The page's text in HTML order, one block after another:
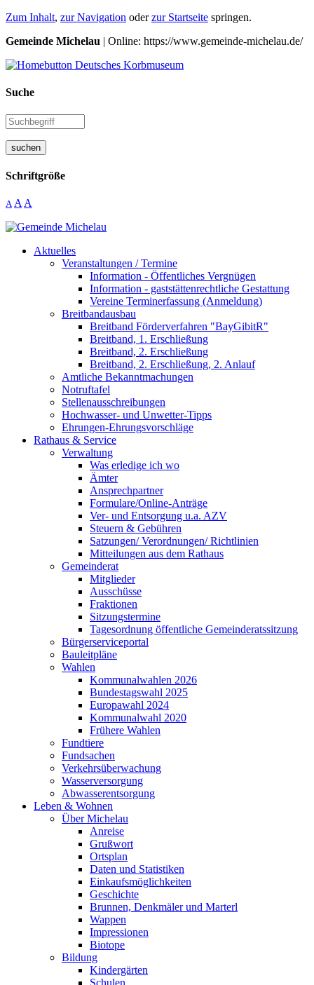
Zum Inhalt, zur Navigation oderzur Startseite springen.
Gemeinde Michelau | Online: https://www.gemeinde-michelau.de/
Suche
suchen
Schriftgröße
A A A
Aktuelles
Veranstaltungen / Termine
Information - Öffentliches Vergnügen
Information - gaststättenrechtliche Gestattung
Vereine Terminerfassung (Anmeldung)
Breitbandausbau
Breitband Förderverfahren "BayGibitR"
Breitband, 1. Erschließung
Breitband, 2. Erschließung
Breitband, 2. Erschließung, 2. Anlauf
Amtliche Bekanntmachungen
Notruftafel
Stellenausschreibungen
Hochwasser- und Unwetter-Tipps
Ehrungen-Ehrungsvorschläge
Rathaus & Service
Verwaltung
Was erledige ich wo
Ämter
Ansprechpartner
Formulare/Online-Anträge
Ver- und Entsorgung u.a. AZV
Steuern & Gebühren
Satzungen/ Verordnungen/ Richtlinien
Mitteilungen aus dem Rathaus
Gemeinderat
Mitglieder
Ausschüsse
Fraktionen
Sitzungstermine
Tagesordnung öffentliche Gemeinderatssitzung
Bürgerserviceportal
Bauleitpläne
Wahlen
Kommunalwahlen 2026
Bundestagswahl 2025
Europawahl 2024
Kommunalwahl 2020
Frühere Wahlen
Fundtiere
Fundsachen
Verkehrsüberwachung
Wasserversorgung
Abwasserentsorgung
Leben & Wohnen
Über Michelau
Anreise
Grußwort
Ortsplan
Daten und Statistiken
Einkaufsmöglichkeiten
Geschichte
Brunnen, Denkmäler und Marterl
Wappen
Impressionen
Biotope
Bildung
Kindergärten
Schulen